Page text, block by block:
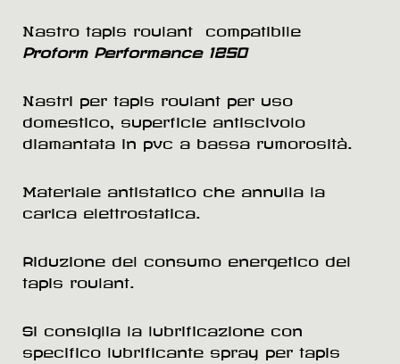
Nastro tapis roulant compatibile
Proform Performance 1250
Nastri per tapis roulant per uso
domestico, superficie antiscivolo
diamantata in pvc a bassa rumorosità.
Materiale antistatico che annulla la
carica elettrostatica.
Riduzione del consumo energetico del
tapis roulant.
Si consiglia la lubrificazione con
specifico lubrificante spray per tapis